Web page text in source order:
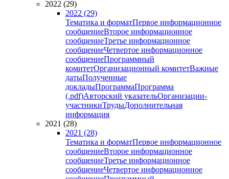
2022 (29)
2022 (29)
Тематика и форматПервое информационное
сообщениеВторое информационное
сообщениеТретье информационное
сообщениеЧетвертое информационное
сообщениеПрограммный
комитетОрганизационный комитетВажные
датыПолученные
докладыПрограммаПрограмма
(.pdf)Авторский указательОрганизации-
участникиТрудыДополнительная
информация
2021 (28)
2021 (28)
Тематика и форматПервое информационное
сообщениеВторое информационное
сообщениеТретье информационное
сообщениеЧетвертое информационное